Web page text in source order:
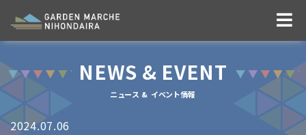
NEWS & EVENT
ニュース & イベント情報
2024.07.06